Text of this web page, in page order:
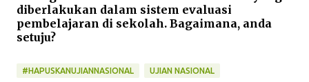
diberlakukan dalam sistem evaluasi
pembelajaran di sekolah. Bagaimana, anda
setuju?
#HAPUSKANUJIANNASIONAL UJIAN NASIONAL